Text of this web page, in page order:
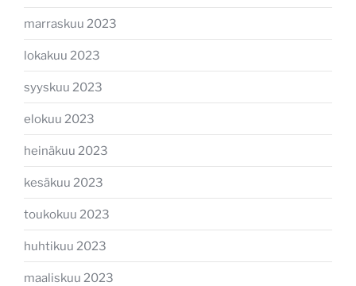
marraskuu 2023
lokakuu 2023
syyskuu 2023
elokuu 2023
heinäkuu 2023
kesäkuu 2023
toukokuu 2023
huhtikuu 2023
maaliskuu 2023